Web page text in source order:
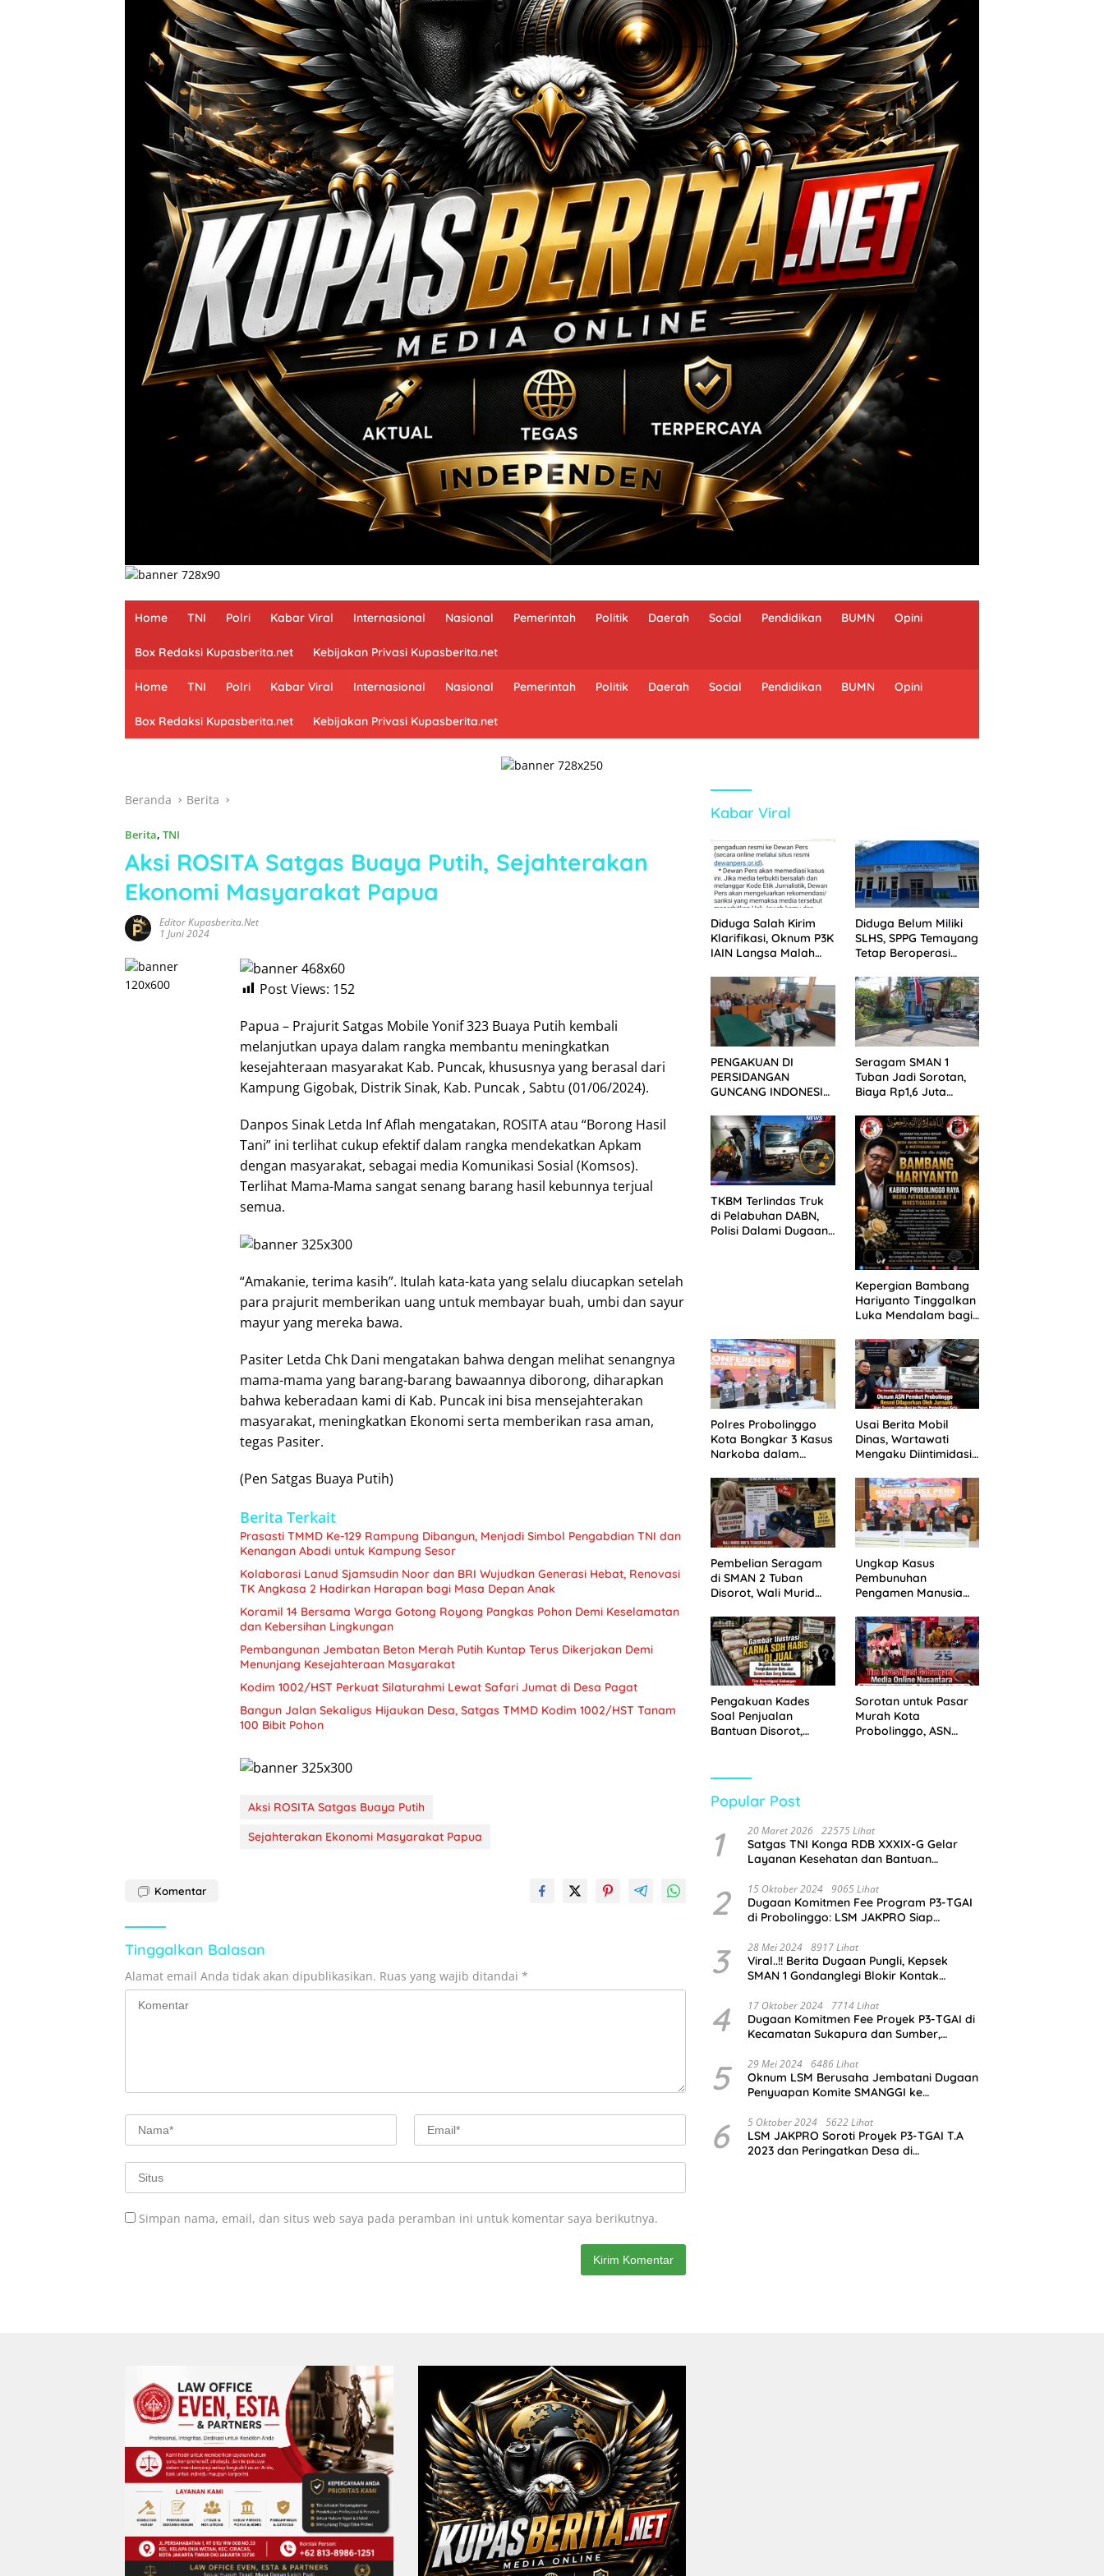
Home TNI Polri Kabar Viral Internasional Nasional Pemerintah Politik Daerah Social Pendidikan BUMN Opini
Box Redaksi Kupasberita.net Kebijakan Privasi Kupasberita.net
Home TNI Polri Kabar Viral Internasional Nasional Pemerintah Politik Daerah Social Pendidikan BUMN Opini
Box Redaksi Kupasberita.net Kebijakan Privasi Kupasberita.net
Beranda Berita
Berita, TNI
Aksi ROSITA Satgas Buaya Putih, Sejahterakan
Ekonomi Masyarakat Papua
Editor Kupasberita.net
1 Juni 2024
Post Views: 152
Papua – Prajurit Satgas Mobile Yonif 323 Buaya Putih kembali
melanjutkan upaya dalam rangka membantu meningkatkan
kesejahteraan masyarakat Kab. Puncak, khususnya yang berasal dari
Kampung Gigobak, Distrik Sinak, Kab. Puncak , Sabtu (01/06/2024).
Danpos Sinak Letda Inf Aflah mengatakan, ROSITA atau “Borong Hasil
Tani” ini terlihat cukup efektif dalam rangka mendekatkan Apkam
dengan masyarakat, sebagai media Komunikasi Sosial (Komsos).
Terlihat Mama-Mama sangat senang barang hasil kebunnya terjual
semua.
“Amakanie, terima kasih”. Itulah kata-kata yang selalu diucapkan setelah
para prajurit memberikan uang untuk membayar buah, umbi dan sayur
mayur yang mereka bawa.
Pasiter Letda Chk Dani mengatakan bahwa dengan melihat senangnya
mama-mama yang barang-barang bawaannya diborong, diharapkan
bahwa keberadaan kami di Kab. Puncak ini bisa mensejahterakan
masyarakat, meningkatkan Ekonomi serta memberikan rasa aman,
tegas Pasiter.
(Pen Satgas Buaya Putih)
Berita Terkait
Prasasti TMMD Ke-129 Rampung Dibangun, Menjadi Simbol Pengabdian TNI dan
Kenangan Abadi untuk Kampung Sesor
Kolaborasi Lanud Sjamsudin Noor dan BRI Wujudkan Generasi Hebat, Renovasi
TK Angkasa 2 Hadirkan Harapan bagi Masa Depan Anak
Koramil 14 Bersama Warga Gotong Royong Pangkas Pohon Demi Keselamatan
dan Kebersihan Lingkungan
Pembangunan Jembatan Beton Merah Putih Kuntap Terus Dikerjakan Demi
Menunjang Kesejahteraan Masyarakat
Kodim 1002/HST Perkuat Silaturahmi Lewat Safari Jumat di Desa Pagat
Bangun Jalan Sekaligus Hijaukan Desa, Satgas TMMD Kodim 1002/HST Tanam
100 Bibit Pohon
Aksi ROSITA Satgas Buaya Putih
Sejahterakan Ekonomi Masyarakat Papua
Komentar
Tinggalkan Balasan
Alamat email Anda tidak akan dipublikasikan. Ruas yang wajib ditandai *
Simpan nama, email, dan situs web saya pada peramban ini untuk komentar saya berikutnya.
Kabar Viral
Diduga Salah Kirim
Klarifikasi, Oknum P3K
IAIN Langsa Malah
Dewan Pers
Diduga Belum Miliki
SLHS, SPPG Temayang
Tetap Beroperasi
PENGAKUAN DI
PERSIDANGAN
GUNCANG INDONESIA!
DITUNDA, KELUARGA
KORBAN MENGAMUK
DI PN MALANG
Seragam SMAN 1
Tuban Jadi Sorotan,
Biaya Rp1,6 Juta
SPMB 2026
TKBM Terlindas Truk
di Pelabuhan DABN,
Polisi Dalami Dugaan
Kepergian Bambang
Hariyanto Tinggalkan
Luka Mendalam bagi
Patrolihukum.net
Polres Probolinggo
Kota Bongkar 3 Kasus
Narkoba dalam
Sabu Disita
Usai Berita Mobil
Dinas, Wartawati
Mengaku Diintimidasi
Pemkot Probolinggo
dan Tempuh Jalur
Hukum
Pembelian Seragam
di SMAN 2 Tuban
Disorot, Wali Murid
Rp1,6 Juta
Ungkap Kasus
Pembunuhan
Pengamen Manusia
Probolinggo Kota
Tangkap Dua Pelaku
Pengakuan Kades
Soal Penjualan
Bantuan Disorot,
Sorotan untuk Pasar
Murah Kota
Probolinggo, ASN
Popular Post
1 20 Maret 2026 22575 Lihat
Satgas TNI Konga RDB XXXIX-G Gelar
Layanan Kesehatan dan Bantuan
2 15 Oktober 2024 9065 Lihat
Dugaan Komitmen Fee Program P3-TGAI
di Probolinggo: LSM JAKPRO Siap
3 28 Mei 2024 8917 Lihat
Viral..!! Berita Dugaan Pungli, Kepsek
SMAN 1 Gondanglegi Blokir Kontak
4 17 Oktober 2024 7714 Lihat
Dugaan Komitmen Fee Proyek P3-TGAI di
Kecamatan Sukapura dan Sumber,
Sikap
5 29 Mei 2024 6486 Lihat
Oknum LSM Berusaha Jembatani Dugaan
Penyuapan Komite SMANGGI ke
Juta
6 5 Oktober 2024 5622 Lihat
LSM JAKPRO Soroti Proyek P3-TGAI T.A
2023 dan Peringatkan Desa di